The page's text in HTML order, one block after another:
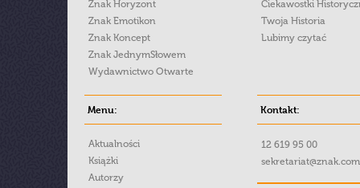
Znak Horyzont
Znak Emotikon
Znak Koncept
Znak JednymSłowem
Wydawnictwo Otwarte
Ciekawostki
Twoja Historia
Lubimy czytać
Menu:
Aktualności
Książki
Autorzy
Kontakt:
12 619 95 00